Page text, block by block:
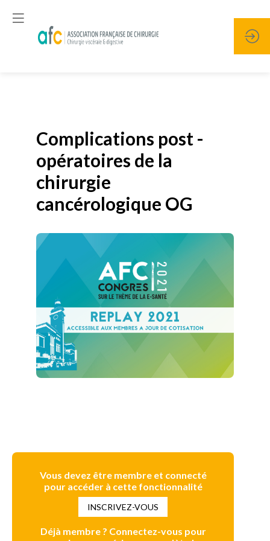
Complications post -
opératoires de la
chirurgie
cancérologique OG
Vous devez être membre et connecté
pour accéder à cette fonctionnalité
INSCRIVEZ-VOUS
Déjà membre ? Connectez-vous pour